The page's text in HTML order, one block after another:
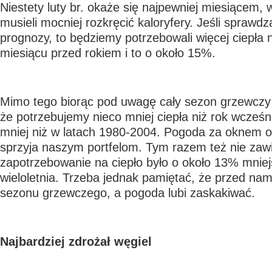
Niestety luty br. okaże się najpewniej miesiącem,
musieli mocniej rozkręcić kaloryfery. Jeśli
prognozy, to będziemy potrzebowali więcej ciepła
miesiącu przed rokiem i to o około 15%.
Mimo tego biorąc pod uwagę cały sezon
że potrzebujemy nieco mniej ciepła niż rok
mniej niż w latach 1980-2004. Pogoda za oknem
sprzyja naszym portfelom. Tym razem też nie
zapotrzebowanie na ciepło było o około 13%
wieloletnia. Trzeba jednak pamiętać, że przed
sezonu grzewczego, a pogoda lubi zaskakiwać.
Najbardziej zdrożał węgiel